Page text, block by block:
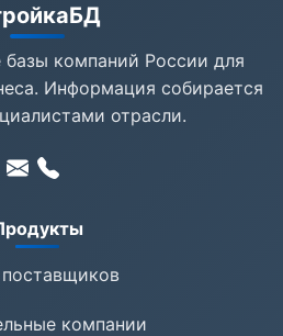
компаний России для
Информация собирается
отрасли.
компании